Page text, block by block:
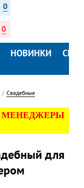
0
0
НОВИНКИ
Свадебные
МЕНЕДЖЕРЫ
для